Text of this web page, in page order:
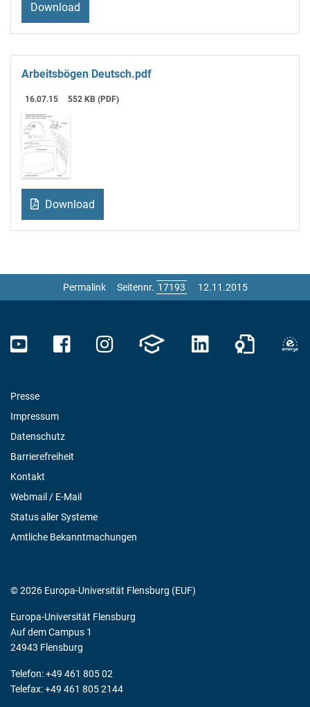
Download
Arbeitsbögen Deutsch.pdf
16.07.15 552 KB (PDF)
Download
Permalink Seitennr. 12.11.2015
Presse
Impressum
Datenschutz
Barrierefreiheit
Kontakt
Webmail / E-Mail
Status aller Systeme
Amtliche Bekanntmachungen
© 2026 Europa-Universität Flensburg (EUF)
Europa-Universität Flensburg
Auf dem Campus 1
24943 Flensburg
Telefon: +49 461 805 02
Telefax: +49 461 805 2144